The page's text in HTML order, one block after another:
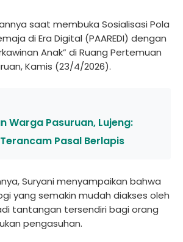
saat membuka Sosialisasi Pola
di Era Digital (PAAREDI) dengan
Anak” di Ruang Pertemuan
Kamis (23/4/2026).
Warga Pasuruan, Lujeng:
Pasal Berlapis
Suryani menyampaikan bahwa
yang semakin mudah diakses oleh
tantangan tersendiri bagi orang
pengasuhan.